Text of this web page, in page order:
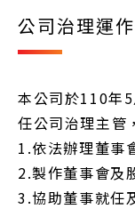
公司治理運
本公司於110年
任公司治理主管
1.依法辦理董事
2.製作董事會及
3.協助董事就任